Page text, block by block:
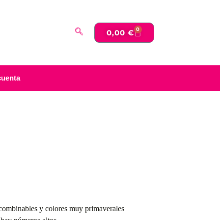
0,00 € 0
y colores muy primaverales